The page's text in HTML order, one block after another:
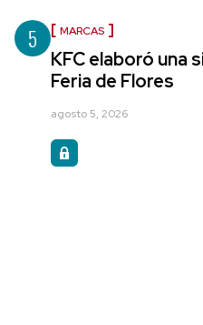
5 MARCAS
KFC elaboró una
Feria de Flores
agosto 5, 2026